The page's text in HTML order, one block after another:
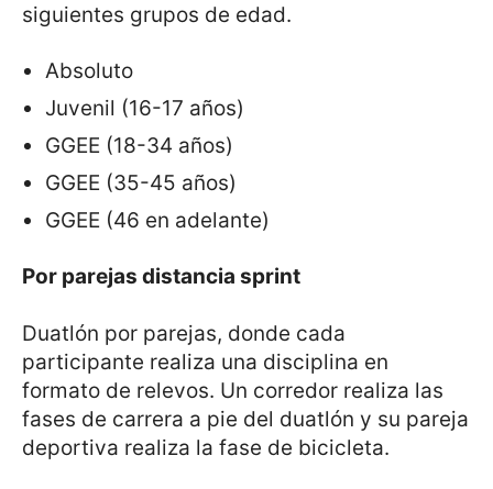
siguientes grupos de edad.
Absoluto
Juvenil (16-17 años)
GGEE (18-34 años)
GGEE (35-45 años)
GGEE (46 en adelante)
Por parejas distancia sprint
Duatlón por parejas, donde cada
participante realiza una disciplina en
formato de relevos. Un corredor realiza las
fases de carrera a pie del duatlón y su pareja
deportiva realiza la fase de bicicleta.